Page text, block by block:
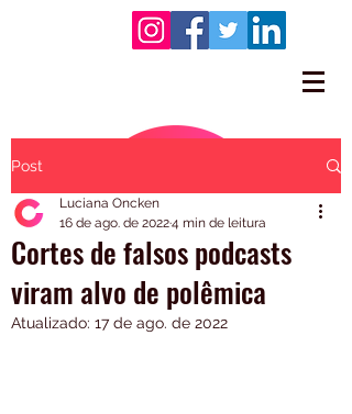
Post
Cortes de falsos podcasts
viram alvo de polêmica
Luciana Oncken
16 de ago. de 20224 min de leitura
Atualizado: 17 de ago. de 2022